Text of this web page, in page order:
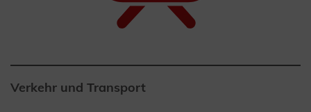
Verkehr und Transport